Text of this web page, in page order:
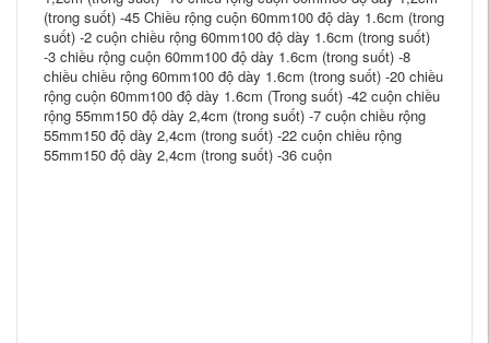
(trong suốt) -45 Chiều rộng cuộn 60mm100 độ dày 1.6cm (trong
suốt) -2 cuộn chiều rộng 60mm100 độ dày 1.6cm (trong suốt)
-3 chiều rộng cuộn 60mm100 độ dày 1.6cm (trong suốt) -8
chiều chiều rộng 60mm100 độ dày 1.6cm (trong suốt) -20 chiều
rộng cuộn 60mm100 độ dày 1.6cm (Trong suốt) -42 cuộn chiều
rộng 55mm150 độ dày 2,4cm (trong suốt) -7 cuộn chiều rộng
55mm150 độ dày 2,4cm (trong suốt) -22 cuộn chiều rộng
55mm150 độ dày 2,4cm (trong suốt) -36 cuộn